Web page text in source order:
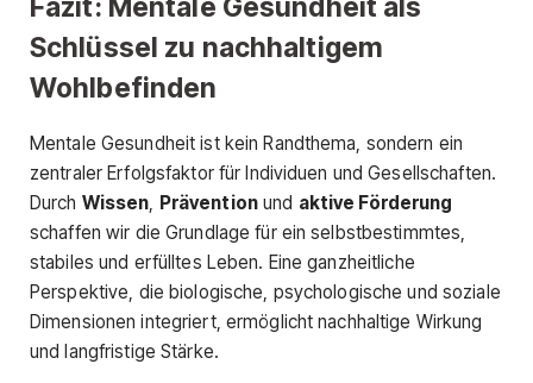
Fazit: Mentale Gesundheit als
Schlüssel zu nachhaltigem
Wohlbefinden
Mentale Gesundheit ist kein Randthema, sondern ein
zentraler Erfolgsfaktor für Individuen und Gesellschaften.
Durch Wissen, Präventionund aktive Förderung
schaffen wir die Grundlage für ein selbstbestimmtes,
stabiles und erfülltes Leben. Eine ganzheitliche
Perspektive, die biologische, psychologische und soziale
Dimensionen integriert, ermöglicht nachhaltige Wirkung
und langfristige Stärke.